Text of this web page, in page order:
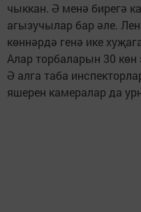
чыккан. Ә менә бирегә
агызучылар бар әле.
көннәрдә генә ике
Алар торбаларын 30 көн
Ә алга таба
яшерен камералар да